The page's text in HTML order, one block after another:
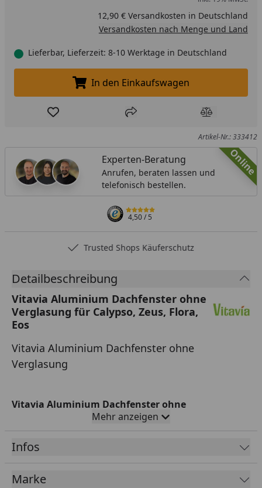
12,90 € Versandkosten in Deutschland
Versandkosten nach Menge und Land
Lieferbar, Lieferzeit: 8-10 Werktage in Deutschland
In den Einkaufswagen legen
In den Einkaufswagen
Produkt zur Wunschliste hinzufügen
Teilen Produkt
Artikel-Nr.: 333412
Online
Experten-Beratung
Anrufen, beraten lassen und
telefonisch bestellen.
4,50/ 5
Trusted Shops Käuferschutz
Detailbeschreibung
Vitavia Aluminium Dachfenster ohne
Verglasung für Calypso, Zeus, Flora,
Eos
Vitavia Aluminium Dachfenster ohne
Verglasung
Vitavia Aluminium Dachfenster ohne
passend zu den Vitavia Gewächshäusern
Calypso, Zeus, Flora und Eos.
Die Verwendung des Dachfensters ist nur mit
Mehr anzeigen
Infos
Marke